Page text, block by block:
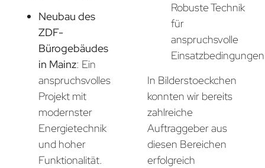
Neubau des
ZDF-
Bürogebäudes
in Mainz: Ein
anspruchsvolles
Projekt mit
modernster
Energietechnik
und hoher
Funktionalität.
Robuste Technik
für
anspruchsvolle
In Bilderstoeckchen
konnten wir bereits
zahlreiche
Auftraggeber aus
diesen Bereichen
erfolgreich